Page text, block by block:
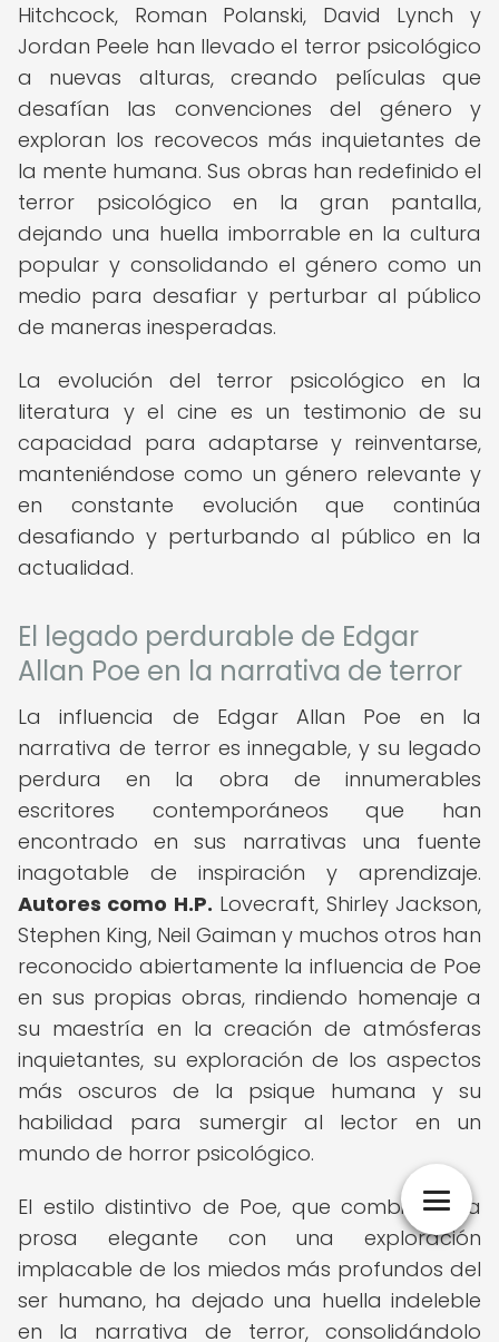
Hitchcock, Roman Polanski, David Lynch y
Jordan Peele han llevado el terror psicológico
a nuevas alturas, creando películas que
desafían las convenciones del género y
exploran los recovecos más inquietantes de
la mente humana. Sus obras han redefinido el
terror psicológico en la gran pantalla,
dejando una huella imborrable en la cultura
popular y consolidando el género como un
medio para desafiar y perturbar al público
de maneras inesperadas.
La evolución del terror psicológico en la
literatura y el cine es un testimonio de su
capacidad para adaptarse y reinventarse,
manteniéndose como un género relevante y
en constante evolución que continúa
desafiando y perturbando al público en la
actualidad.
El legado perdurable de Edgar
Allan Poe en la narrativa de terror
La influencia de Edgar Allan Poe en la
narrativa de terror es innegable, y su legado
perdura en la obra de innumerables
escritores contemporáneos que han
encontrado en sus narrativas una fuente
inagotable de inspiración y aprendizaje.
Autores como H.P. Lovecraft, Shirley Jackson,
Stephen King, Neil Gaiman y muchos otros han
reconocido abiertamente la influencia de Poe
en sus propias obras, rindiendo homenaje a
su maestría en la creación de atmósferas
inquietantes, su exploración de los aspectos
más oscuros de la psique humana y su
habilidad para sumergir al lector en un
mundo de horror psicológico.
El estilo distintivo de Poe, que combina una
prosa elegante con una exploración
implacable de los miedos más profundos del
ser humano, ha dejado una huella indeleble
en la narrativa de terror, consolidándolo